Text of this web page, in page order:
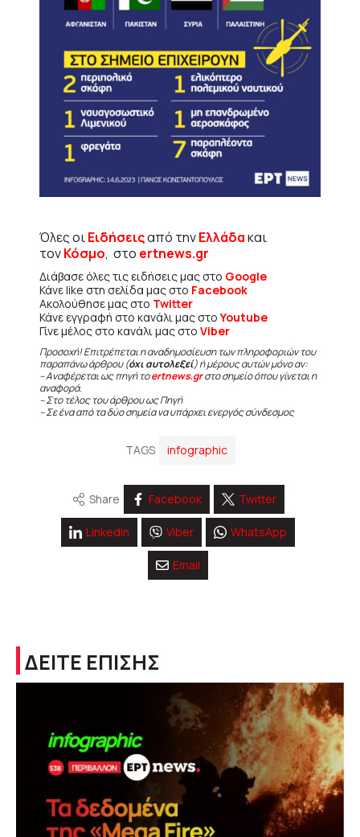
Όλες οιΕιδήσειςαπό τηνΕλλάδακαι
τονΚόσμο, στο ertnews.gr
Διάβασε όλες τις ειδήσεις μας στο Google
Κάνε like στη σελίδα μας στο Facebook
Ακολούθησε μας στο Twitter
Κάνε εγγραφή στο κανάλι μας στοYoutube
Γίνε μέλος στο κανάλι μας στο Viber
Προσοχή! Επιτρέπεται η αναδημοσίευση των πληροφοριών του
παραπάνω άρθρου (όχι αυτολεξεί) ή μέρους αυτών μόνο αν:
– Αναφέρεται ως πηγή τοertnews.grστο σημείο όπου γίνεται η
αναφορά.
– Στο τέλος του άρθρου ως Πηγή
– Σε ένα από τα δύο σημεία να υπάρχει ενεργός σύνδεσμος
TAGS infographic
Share Facebook Twitter
Linkedin Viber WhatsApp
Email
ΔΕΙΤΕ ΕΠΙΣΗΣ